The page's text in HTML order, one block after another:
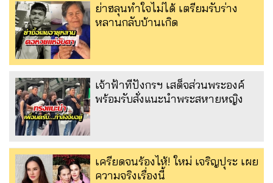
ย่าฮลุนทำใจไม่ได้ เตรียมรับร่าง
หลานกลับบ้านเกิด
เจ้าฟ้าทีปังกรฯ เสด็จส่วนพระองค์
พร้อมรับสั่งแนะนำพระสหายหญิง
เครียดจนร้องไห้! ใหม่ เจริญปุระ เผย
ความจริงเรื่องนี้